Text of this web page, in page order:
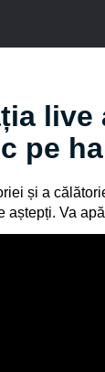
live
pe
și a
aștepți. Va